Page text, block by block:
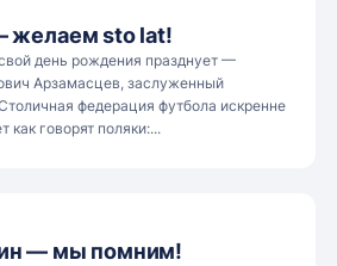
желаем sto lat!
день рождения празднует —
Арзамасцев, заслуженный
федерация футбола искренне
как говорят поляки:...
— мы помним!